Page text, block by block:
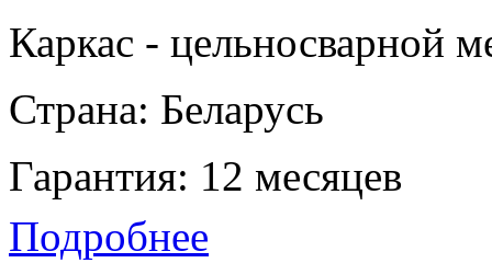
Каркас - цельносварной
Страна: Беларусь
Гарантия: 12 месяцев
Подробнее